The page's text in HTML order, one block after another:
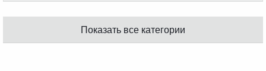
Показать все категории